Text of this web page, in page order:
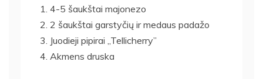
4-5 šaukštai majonezo
2 šaukštai garstyčių ir medaus padažo
Juodieji pipirai „Tellicherry”
Akmens druska